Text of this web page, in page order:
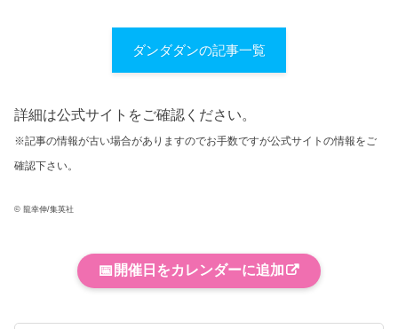
ダンダダンの記事一覧
詳細は公式サイトをご確認ください。
※記事の情報が古い場合がありますのでお手数ですが公式サイトの情報をご
確認下さい。
© 龍幸伸/集英社
📅 開催日をカレンダーに追加